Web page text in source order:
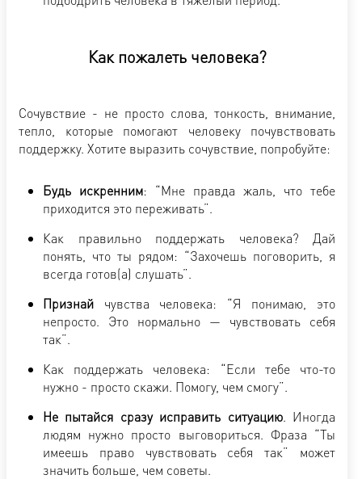
Как пожалеть человека?
Сочувствие - не просто слова, тонкость, внимание,
тепло, которые помогают человеку почувствовать
поддержку. Хотите выразить сочувствие, попробуйте:
Будь искренним: “Мне правда жаль, что тебе
приходится это переживать”.
Как правильно поддержать человека? Дай
понять, что ты рядом: “Захочешь поговорить, я
всегда готов(а) слушать”.
Признай чувства человека: “Я понимаю, это
непросто. Это нормально — чувствовать себя
так”.
Как поддержать человека: “Если тебе что-то
нужно - просто скажи. Помогу, чем смогу”.
Не пытайся сразу исправить ситуацию. Иногда
людям нужно просто выговориться. Фраза “Ты
имеешь право чувствовать себя так” может
значить больше, чем советы.